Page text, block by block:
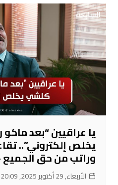
يا عراقيين “بعد
يخلص إلكتروني”..
وراتب من حق الجميع
الأربعاء, 29 أكتوبر 2025, 20:09